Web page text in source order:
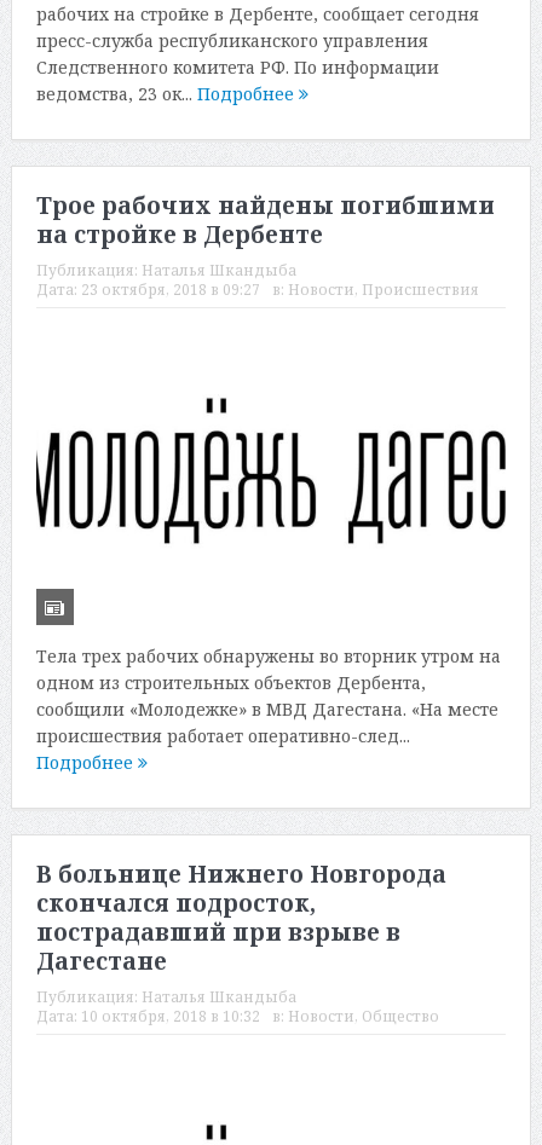
рабочих на стройке в Дербенте, сообщает сегодня
пресс-служба республиканского управления
Следственного комитета РФ. По информации
ведомства, 23 ок... Подробнее
Трое рабочих найдены погибшими
на стройке в Дербенте
Публикация: Наталья Шкандыба
Дата: 23 октября, 2018 в 09:27 в: Новости, Происшествия
Тела трех рабочих обнаружены во вторник утром на
одном из строительных объектов Дербента,
сообщили «Молодежке» в МВД Дагестана. «На месте
происшествия работает оперативно-след...
Подробнее
В больнице Нижнего Новгорода
скончался подросток,
пострадавший при взрыве в
Дагестане
Публикация: Наталья Шкандыба
Дата: 10 октября, 2018 в 10:32 в: Новости, Общество